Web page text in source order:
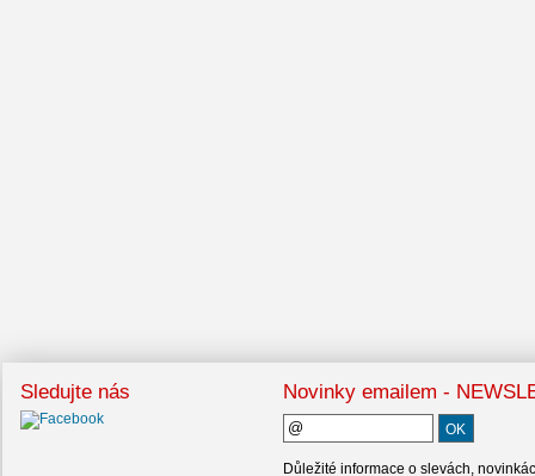
Sledujte nás Novinky emailem -
Důležité informace o slevách,